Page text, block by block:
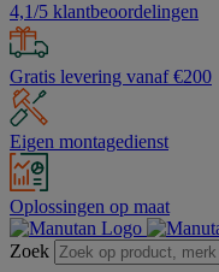
4,1/5 klantbeoordelingen
Gratis levering vanaf €200
Eigen montagedienst
Oplossingen op maat
Zoek